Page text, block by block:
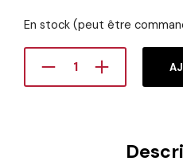
En stock (peut être